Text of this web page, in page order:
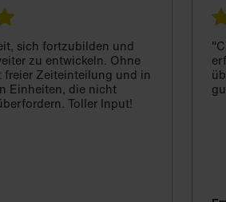
sich fortzubilden und
zu entwickeln. Ohne
freier Zeiteinteilung und in
Einheiten, die nicht
Toller Input!